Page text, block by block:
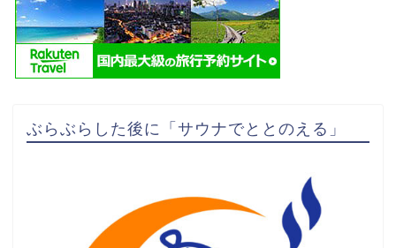
ぶらぶらした後に「サウナでととのえる」